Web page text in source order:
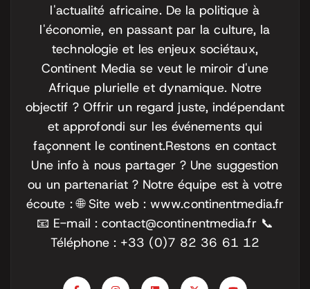
l'actualité africaine. De la politique à
l'économie, en passant par la culture, la
technologie et les enjeux sociétaux,
Continent Media se veut le miroir d'une
Afrique plurielle et dynamique. Notre
objectif ? Offrir un regard juste, indépendant
et approfondi sur les événements qui
façonnent le continent.Restons en contact
Une info à nous partager ? Une suggestion
ou un partenariat ? Notre équipe est à votre
écoute :🌐 Site web : www.continentmedia.fr
📧 E-mail : contact@continentmedia.fr📞
Téléphone : +33 (0)7 82 36 61 12